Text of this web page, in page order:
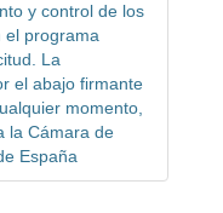
y control de los
el programa
La
el abajo firmante
momento,
la Cámara de
España